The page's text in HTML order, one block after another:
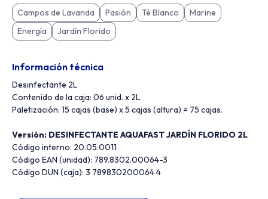
Campos de Lavanda Pasión Té Blanco
Marine
Energía
Jardín Florido
Información técnica
Desinfectante 2L
Contenido de la caja: 06 unid. x 2L.
Paletización: 15 cajas (base) x 5 cajas (altura) = 75 cajas.
Versión: DESINFECTANTE AQUAFAST JARDÍN FLORIDO 2L
Código interno: 20.05.0011
Código EAN (unidad): 789.8302.00064-3
Código DUN (caja): 3 789830200064 4